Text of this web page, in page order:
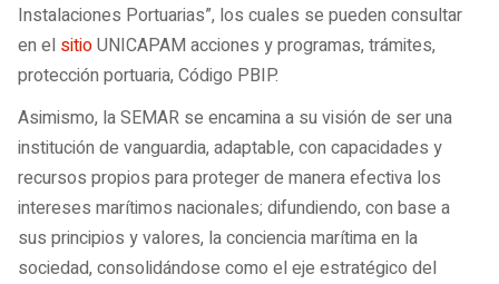
Instalaciones Portuarias”, los cuales se pueden consultar
en el sitioUNICAPAM acciones y programas, trámites,
protección portuaria, Código PBIP.
Asimismo, la SEMAR se encamina a su visión de ser una
institución de vanguardia, adaptable, con capacidades y
recursos propios para proteger de manera efectiva los
intereses marítimos nacionales; difundiendo, con base a
sus principios y valores, la conciencia marítima en la
sociedad, consolidándose como el eje estratégico del